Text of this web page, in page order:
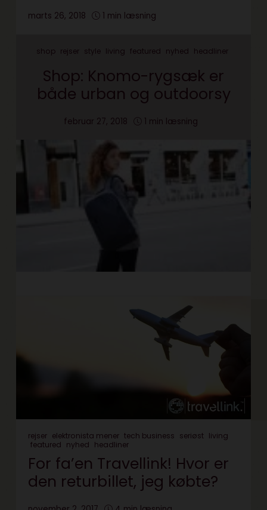
marts 26, 2018 1 min læsning
shop rejser style living featured nyhed headliner
Shop: Knomo-rygsæk er
både urban og outdoorsy
februar 27, 2018 1 min læsning
rejser elektronista mener tech business seriøst living
featured nyhed headliner
For fa’en Travellink! Hvor er
den returbillet, jeg købte?